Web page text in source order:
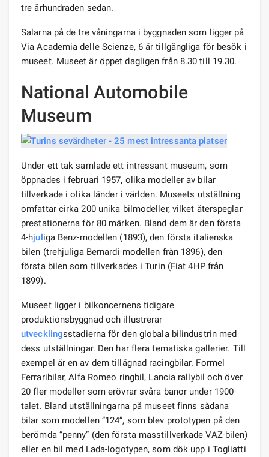
tre århundraden sedan.
Salarna på de tre våningarna i byggnaden som ligger på
Via Academia delle Scienze, 6 är tillgängliga för besök i
museet. Museet är öppet dagligen från 8.30 till 19.30.
National Automobile
Museum
Under ett tak samlade ett intressant museum, som
öppnades i februari 1957, olika modeller av bilar
tillverkade i olika länder i världen. Museets utställning
omfattar cirka 200 unika bilmodeller, vilket återspeglar
prestationerna för 80 märken. Bland dem är den första
4-hjuliga Benz-modellen (1893), den första italienska
bilen (trehjuliga Bernardi-modellen från 1896), den
första bilen som tillverkades i Turin (Fiat 4HP från
1899).
Museet ligger i bilkoncernens tidigare
produktionsbyggnad och illustrerar
utvecklingsstadierna för den globala bilindustrin med
dess utställningar. Den har flera tematiska gallerier. Till
exempel är en av dem tillägnad racingbilar. Formel
Ferraribilar, Alfa Romeo ringbil, Lancia rallybil och över
20 fler modeller som erövrar svåra banor under 1900-
talet. Bland utställningarna på museet finns sådana
bilar som modellen ”124”, som blev prototypen på den
berömda ”penny” (den första masstillverkade VAZ-bilen)
eller en bil med Lada-logotypen, som dök upp i Togliatti